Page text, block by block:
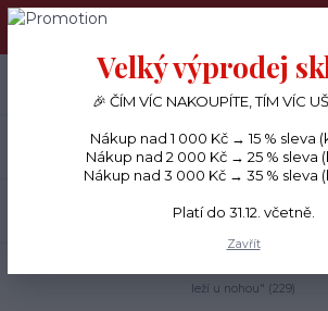
PŘÁNÍČKA a PAPÍROVÉ DÁRKY odesílám
CZK
+420 734 380 930
(Po-Ne, 8-20 hod.)
leží u nohou" (229)
Velký výprodej
🎉 ČÍM VÍC NAKOUPÍTE, TÍM VÍC
Nákup nad 1 000 Kč → 15 % sleva
Nákup nad 2 000 Kč → 25 % sleva
Nákup nad 3 000 Kč → 35 % sleva
Platí do 31.12. včetně.
Zavřít